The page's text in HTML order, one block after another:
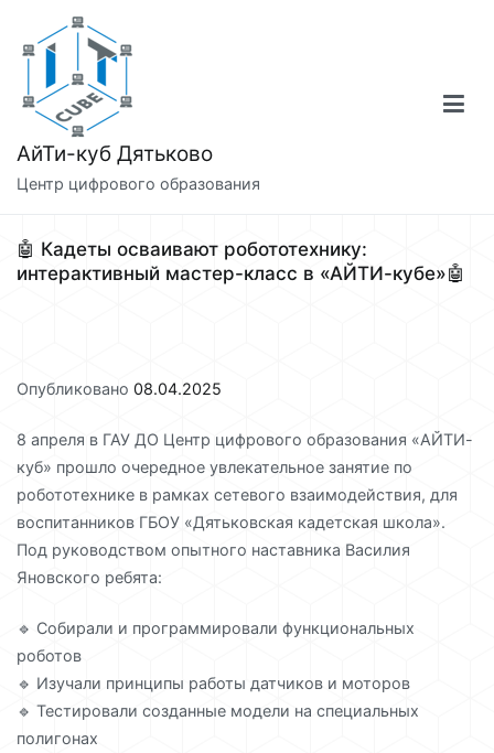
содержимому
АйТи-куб Дятьково
Центр цифрового образования
🤖 Кадеты осваивают робототехнику:
интерактивный мастер-класс в «АЙТИ-кубе»🤖
Опубликовано 08.04.2025
8 апреля в ГАУ ДО Центр цифрового образования «АЙТИ-
куб» прошло очередное увлекательное занятие по
робототехнике в рамках сетевого взаимодействия, для
воспитанников ГБОУ «Дятьковская кадетская школа».
Под руководством опытного наставника Василия
Яновского ребята:
🔹 Собирали и программировали функциональных
роботов
🔹 Изучали принципы работы датчиков и моторов
🔹 Тестировали созданные модели на специальных
полигонах